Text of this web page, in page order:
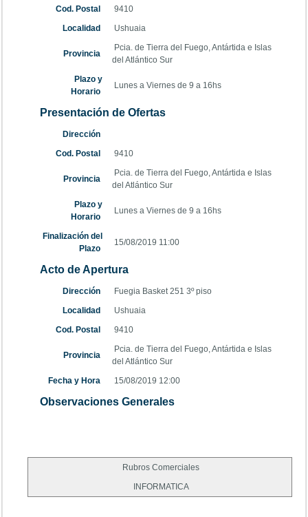
Cod. Postal
9410
Localidad
Ushuaia
Provincia
Pcia. de Tierra del Fuego, Antártida e Islas
del Atlántico Sur
Plazo y
Horario
Lunes a Viernes de 9 a 16hs
Presentación de Ofertas
Dirección
Cod. Postal
9410
Provincia
Pcia. de Tierra del Fuego, Antártida e Islas
del Atlántico Sur
Plazo y
Horario
Lunes a Viernes de 9 a 16hs
Finalización del
Plazo
15/08/2019 11:00
Acto de Apertura
Dirección
Fuegia Basket 251 3º piso
Localidad
Ushuaia
Cod. Postal
9410
Provincia
Pcia. de Tierra del Fuego, Antártida e Islas
del Atlántico Sur
Fecha y Hora
15/08/2019 12:00
Observaciones Generales
Rubros Comerciales
INFORMATICA